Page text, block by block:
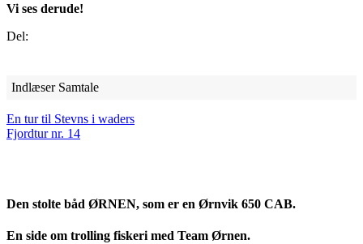
Vi ses derude!
Del:
Indlæser Samtale
En tur til Stevns i waders
Fjordtur nr. 14
Den stolte båd ØRNEN, som er en Ørnvik 650 CAB.
En side om trolling fiskeri med Team Ørnen.